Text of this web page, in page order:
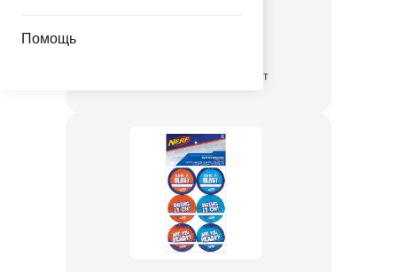
Помощь
временно отсутствует